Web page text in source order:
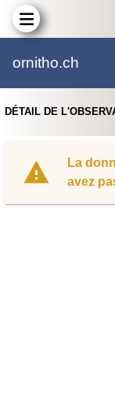
ornitho.ch
DÉTAIL DE
La
avez